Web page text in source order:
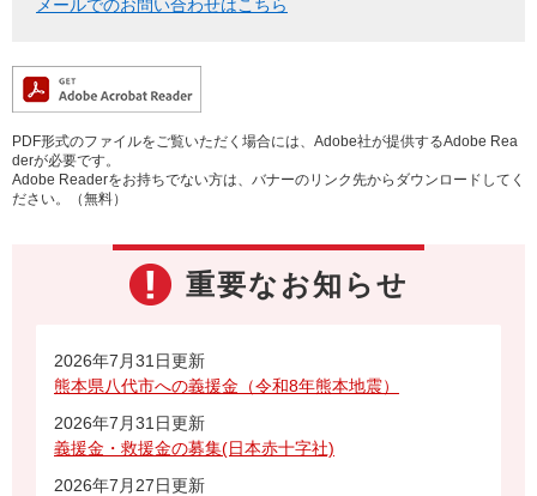
メールでのお問い合わせはこちら
PDF形式のファイルをご覧いただく場合には、Adobe社が提供するAdobe Rea
derが必要です。
Adobe Readerをお持ちでない方は、バナーのリンク先からダウンロードしてく
ださい。（無料）
重要なお知らせ
2026年7月31日更新
熊本県八代市への義援金（令和8年熊本地震）
2026年7月31日更新
義援金・救援金の募集(日本赤十字社)
2026年7月27日更新